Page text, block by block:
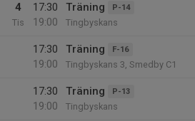
4
Tis
17:30
19:00
Träning P-14
Tingbyskans
17:30
19:00
Träning F-16
Tingbyskans 3, Smedby C1
17:30
19:00
Träning P-13
Tingbyskans